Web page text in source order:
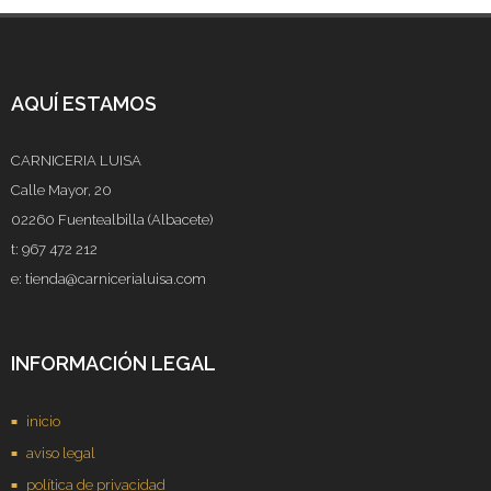
AQUÍ ESTAMOS
CARNICERIA LUISA
Calle Mayor, 20
02260 Fuentealbilla (Albacete)
t: 967 472 212
e: tienda@carnicerialuisa.com
INFORMACIÓN LEGAL
inicio
aviso legal
política de privacidad